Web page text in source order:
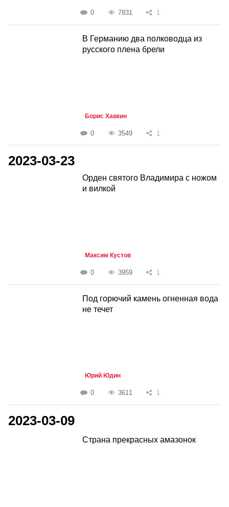
0 7831 1
В Германию два полководца из
русского плена брели
Борис Хавкин
0 3549 1
2023-03-23
Орден святого Владимира с ножом
и вилкой
Максим Кустов
0 3959 1
Под горючий камень огненная вода
не течет
Юрий Юдин
0 3611 1
2023-03-09
Страна прекрасных амазонок